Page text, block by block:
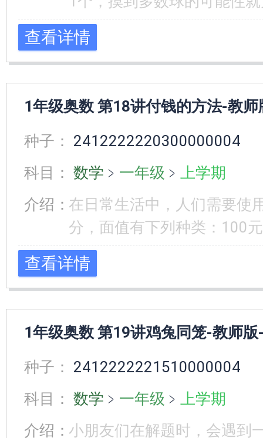
查看详情
1年级奥数 第18讲付钱的方法-教
种子： 2412222220300000004
科目： 数学 ﹥ 一年级 ﹥ 上学期
介绍：在日常生活中，人们需要使
分，面值有下列种类：100
查看详情
1年级奥数 第19讲鸡兔同笼-教师版
种子： 2412222221510000004
科目： 数学 ﹥ 一年级 ﹥ 上学期
介绍：小朋友们在解题时，会遇到